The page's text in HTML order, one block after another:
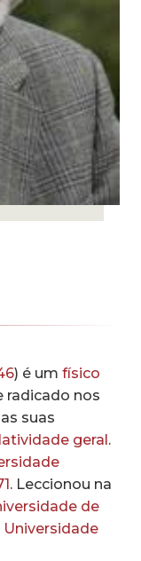
) é um físico
radicado nos
suas
geral .
. Leccionou na
de
Universidade